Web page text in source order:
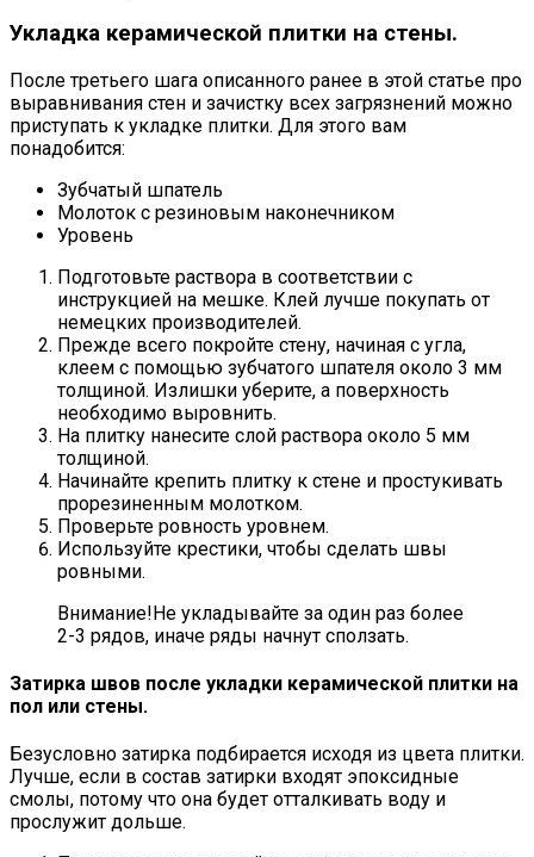
Укладка керамической плитки на стены.
После третьего шага описанного ранее в этой статье про
выравнивания стен и зачистку всех загрязнений можно
приступать к укладке плитки. Для этого вам
понадобится:
Зубчатый шпатель
Молоток с резиновым наконечником
Уровень
Подготовьте раствора в соответствии с
инструкцией на мешке. Клей лучше покупать от
немецких производителей.
Прежде всего покройте стену, начиная с угла,
клеем с помощью зубчатого шпателя около 3 мм
толщиной. Излишки уберите, а поверхность
необходимо выровнить.
На плитку нанесите слой раствора около 5 мм
толщиной.
Начинайте крепить плитку к стене и простукивать
прорезиненным молотком.
Проверьте ровность уровнем.
Используйте крестики, чтобы сделать швы
ровными.
Внимание!Не укладывайте за один раз более
2-3 рядов, иначе ряды начнут сползать.
Затирка швов после укладки керамической плитки на
пол или стены.
Безусловно затирка подбирается исходя из цвета плитки.
Лучше, если в состав затирки входят эпоксидные
смолы, потому что она будет отталкивать воду и
прослужит дольше.